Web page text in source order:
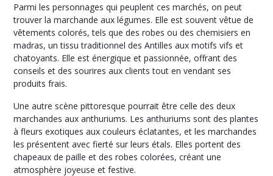
Parmi les personnages qui peuplent ces marchés, on peut
trouver la marchande aux légumes. Elle est souvent vêtue de
vêtements colorés, tels que des robes ou des chemisiers en
madras, un tissu traditionnel des Antilles aux motifs vifs et
chatoyants. Elle est énergique et passionnée, offrant des
conseils et des sourires aux clients tout en vendant ses
produits frais.
Une autre scène pittoresque pourrait être celle des deux
marchandes aux anthuriums. Les anthuriums sont des plantes
à fleurs exotiques aux couleurs éclatantes, et les marchandes
les présentent avec fierté sur leurs étals. Elles portent des
chapeaux de paille et des robes colorées, créant une
atmosphère joyeuse et festive.